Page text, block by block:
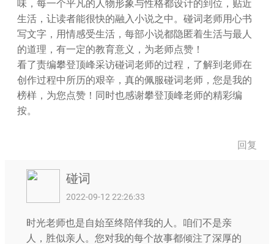
味，每一个平凡的人物形象与性格都设计的到位，贴近
生活，让读者能很快的融入小说之中。碰词老师用心书
写文字，用情感受生活，每部小说都隐匿着生活与最人
的道理，有一定的教育意义，为老师点赞！
看了责编攀登顶峰采访碰词老师的过程，了解到老师在
创作过程中所历的艰辛，真的佩服碰词老师，您是我的
榜样，为您点赞！同时也感谢攀登顶峰老师的精彩编
按。
回复
碰词
2022-09-12 22:26:33
时光老师也是自始至终陪伴我的人。咱们不是亲
人，胜似亲人。您对我的每个故事都倾注了深厚的